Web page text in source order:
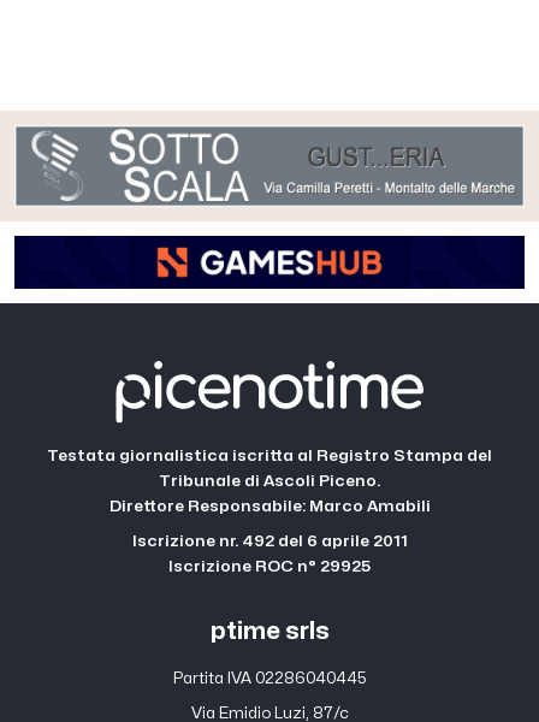
Testata giornalistica iscritta al Registro Stampa del
Tribunale di Ascoli Piceno.
Direttore Responsabile: Marco Amabili
Iscrizione nr. 492 del 6 aprile 2011
Iscrizione ROC n° 29925
ptime srls
Partita IVA 02286040445
Via Emidio Luzi, 87/c